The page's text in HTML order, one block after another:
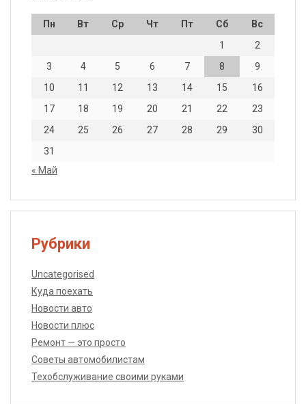
Пн Вт Ср Чт Пт Сб
Вс
1
2
3
4 5 6 7 8
9
10
11 12 13 14 15
16
17
18 19 20 21 22
23
24
25 26 27 28 29
30
31
« Май
Рубрики
Uncategorised
Куда поехать
Новости авто
Новости плюс
Ремонт — это просто
Советы автомобилистам
Техобслуживание своими руками